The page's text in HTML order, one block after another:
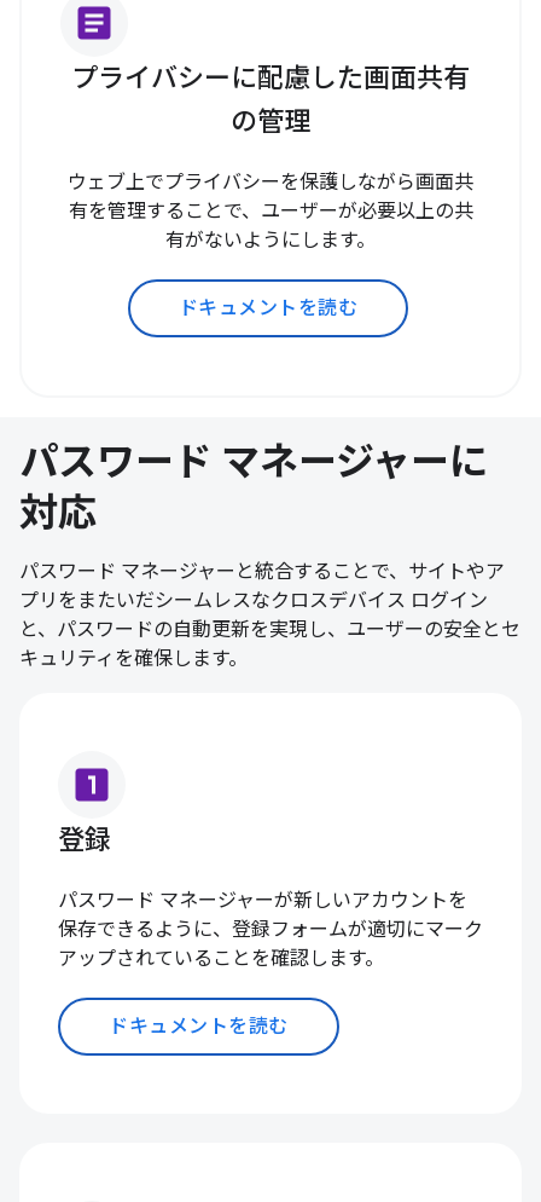
article
プライバシーに配慮した画面共有
の管理
ウェブ上でプライバシーを保護しながら画面共
有を管理することで、ユーザーが必要以上の共
有がないようにします。
ドキュメントを読む
パスワード マネージャーに
対応
パスワード マネージャーと統合することで、サイトやア
プリをまたいだシームレスなクロスデバイス ログイン
と、パスワードの自動更新を実現し、ユーザーの安全とセ
キュリティを確保します。
looks_one
登録
パスワード マネージャーが新しいアカウントを
保存できるように、登録フォームが適切にマーク
アップされていることを確認します。
ドキュメントを読む